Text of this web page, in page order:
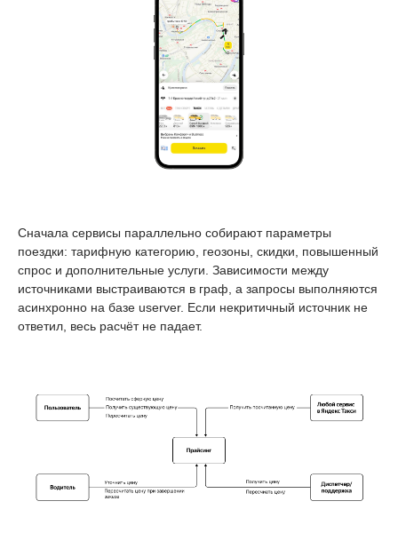
Сначала сервисы параллельно собирают параметры
поездки: тарифную категорию, геозоны, скидки, повышенный
спрос и дополнительные услуги. Зависимости между
источниками выстраиваются в граф, а запросы выполняются
асинхронно на базе userver. Если некритичный источник не
ответил, весь расчёт не падает.